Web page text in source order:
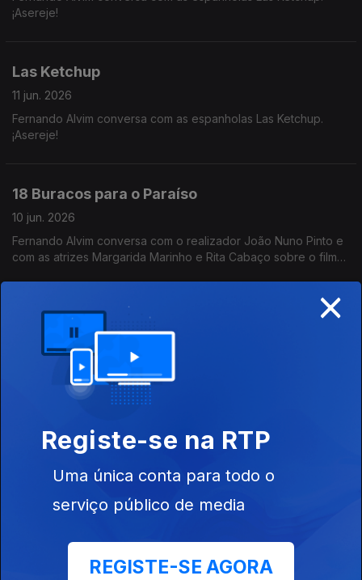
¡Asereje!
Las Ketchup
11 jun. 2026
Fernando Alvim conversa com as espanholas Las Ketchup.
¡Asereje!
18 Buracos para o Paraíso
10 jun. 2026
Fernando Alvim conversa com o realizador João Nuno Pinto e
com as atrizes Margarida Marinho e Rita Cabaço sobre o filme
Trabalhadores do sexo
09 jun. 2026
Fernando Alvim conversa com Núria Baptista, Alexandra SCort,
Pedro Machado e Roger Morgado sobre a campanha
INVISÍVEIS, que expõe o apagamento legal e a total
Re.Rural
Fernando Alvim recebe o projeto que quer repovoar o as
aldeias do país.
Feira do Livro de Lisboa
×
Registe-se na RTP
Uma única conta para todo o
serviço público de media
REGISTE-SE AGORA